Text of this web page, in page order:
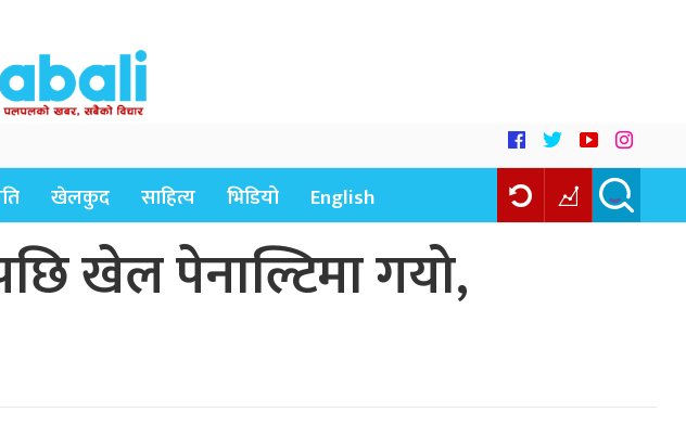
खेलकुद साहित्य भिडियो English
खेल पेनाल्टिमा गयो,